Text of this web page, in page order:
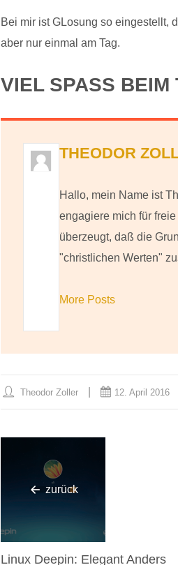
Bei mir ist GLosung so eingestellt,
aber nur einmal am Tag.
VIEL SPASS BEIM
THEODOR
Hallo, mein Name ist
engagiere mich für
überzeugt, daß die
"christlichen Werten"
More Posts
Theodor Zoller 12. April 2016
zurück
Linux Deepin: Elegant Anders